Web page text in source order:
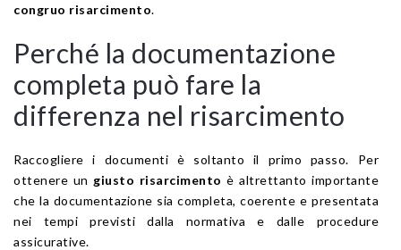
congruo risarcimento.
Perché la documentazione
completa può fare la
differenza nel risarcimento
Raccogliere i documenti è soltanto il primo passo. Per
ottenere un giusto risarcimento è altrettanto importante
che la documentazione sia completa, coerente e presentata
nei tempi previsti dalla normativa e dalle procedure
assicurative.